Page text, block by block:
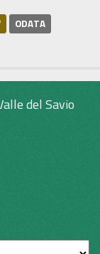
ODATA
del Savio